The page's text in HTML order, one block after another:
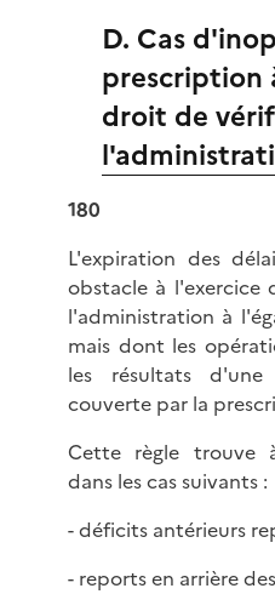
D. Cas
prescription
droit de
180
L'expiration des
obstacle à
l'administration à
mais dont les
les résultats
couverte par la
Cette règle trouve
dans les cas suivants :
- déficits antérieurs
- reports en arrière